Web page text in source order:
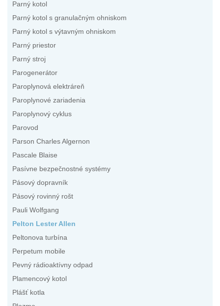
Parný kotol
Parný kotol s granulačným ohniskom
Parný kotol s výtavným ohniskom
Parný priestor
Parný stroj
Parogenerátor
Paroplynová elektráreň
Paroplynové zariadenia
Paroplynový cyklus
Parovod
Parson Charles Algernon
Pascale Blaise
Pasívne bezpečnostné systémy
Pásový dopravník
Pásový rovinný rošt
Pauli Wolfgang
Pelton Lester Allen
Peltonova turbína
Perpetum mobile
Pevný rádioaktívny odpad
Plamencový kotol
Plášť kotla